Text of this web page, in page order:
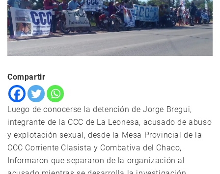
Compartir
Luego de conocerse la detención de Jorge Bregui,
integrante de la CCC de La Leonesa, acusado de abuso
y explotación sexual, desde la Mesa Provincial de la
CCC Corriente Clasista y Combativa del Chaco,
Informaron que separaron de la organización al